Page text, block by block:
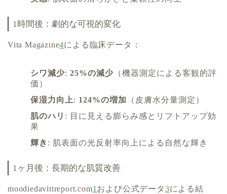
1時間後：劇的な可視的変化
Vita Magazine4による臨床データ：
シワ減少: 25%の減少 （機器測定による客観的評
価）
保湿力向上: 124%の増加
（皮膚水分量測定）
肌のハリ : 目に見える膨らみ感とリフトアップ効
果
輝き : 肌表面の光反射率向上による自然な輝き
1ヶ月後：長期的な肌質改善
moodiedavittreport.com1 および公式データ 3による結